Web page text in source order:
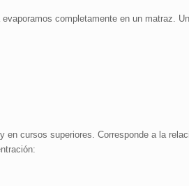
completamente en un matraz.
cursos superiores. Corresponde a la